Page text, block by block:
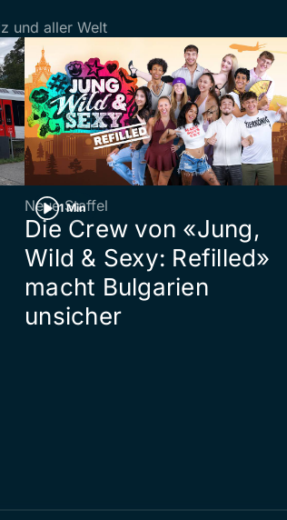
und aller Welt
1 Min
Neue Staffel
Die Crew von «Jung,
Wild & Sexy: Refilled»
macht Bulgarien
unsicher